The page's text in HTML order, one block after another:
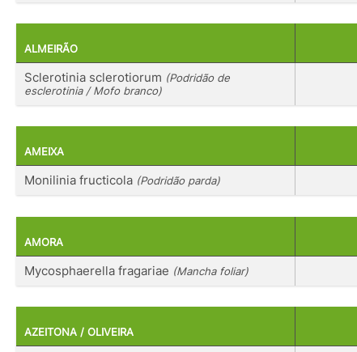
ALMEIRÃO
Sclerotinia sclerotiorum (Podridão de
esclerotinia / Mofo branco)
AMEIXA
Monilinia fructicola (Podridão parda)
AMORA
Mycosphaerella fragariae (Mancha foliar)
AZEITONA / OLIVEIRA